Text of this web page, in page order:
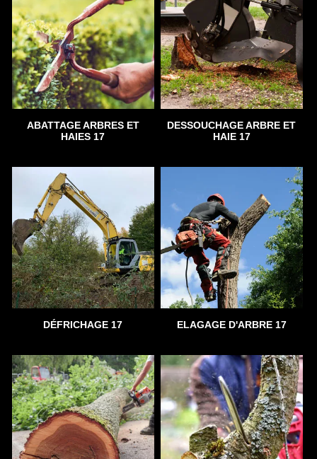
ABATTAGE ARBRES ET
HAIES 17
DESSOUCHAGE ARBRE ET
HAIE 17
DÉFRICHAGE 17 ELAGAGE D'ARBRE 17